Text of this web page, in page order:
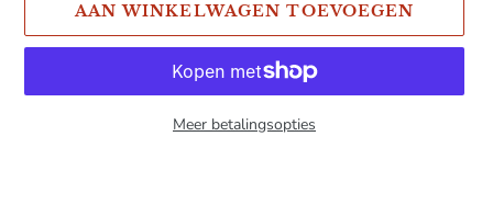
AAN WINKELWAGEN TOEVOEGEN
Meer betalingsopties